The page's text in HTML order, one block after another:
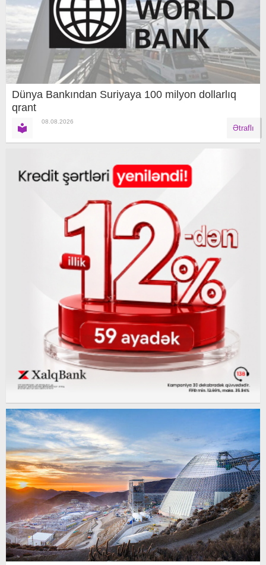
Dünya Bankından Suriyaya 100 milyon dollarlıq
qrant
08.08.2026
Ətraflı